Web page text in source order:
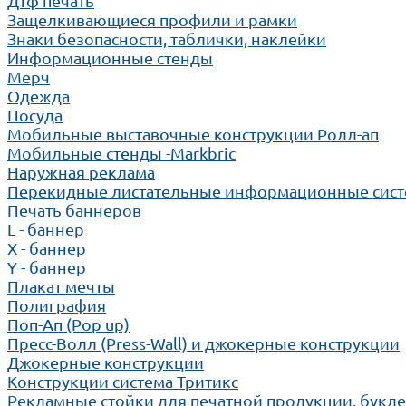
Защелкивающиеся профили и рамки
Знаки безопасности, таблички, наклейки
Информационные стенды
Мерч
Одежда
Посуда
Мобильные выставочные конструкции Ролл-ап
Мобильные стенды -Markbric
Наружная реклама
Перекидные листательные информационные
Печать баннеров
L - баннер
X - баннер
Y - баннер
Плакат мечты
Полиграфия
Поп-Ап (Pop up)
Пресс-Волл (Press-Wall) и джокерные конструкции
Джокерные конструкции
Конструкции система Тритикс
Рекламные стойки для печатной продукции,